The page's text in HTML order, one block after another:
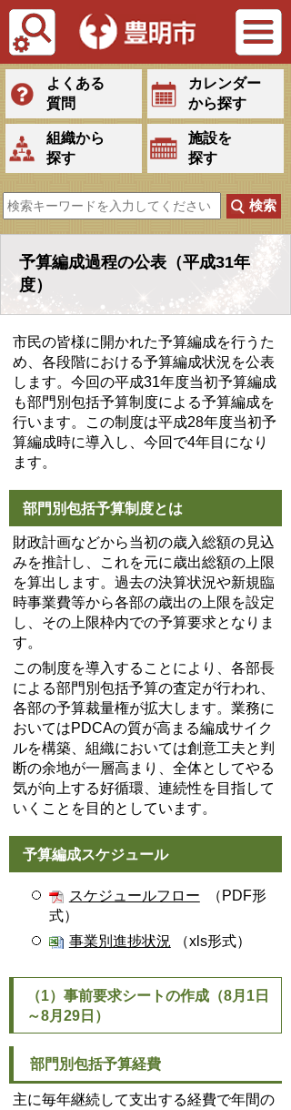
Tiếng Việt
よくある
質問
カレンダー
から探す
組織から
探す
施設を
探す
予算編成過程の公表（平成31年
度）
市民の皆様に開かれた予算編成を行うた
め、各段階における予算編成状況を公表
します。今回の平成31年度当初予算編成
も部門別包括予算制度による予算編成を
行います。この制度は平成28年度当初予
算編成時に導入し、今回で4年目になり
ます。
部門別包括予算制度とは
財政計画などから当初の歳入総額の見込
みを推計し、これを元に歳出総額の上限
を算出します。過去の決算状況や新規臨
時事業費等から各部の歳出の上限を設定
し、その上限枠内での予算要求となりま
す。
この制度を導入することにより、各部長
による部門別包括予算の査定が行われ、
各部の予算裁量権が拡大します。業務に
おいてはPDCAの質が高まる編成サイク
ルを構築、組織においては創意工夫と判
断の余地が一層高まり、全体としてやる
気が向上する好循環、連続性を目指して
いくことを目的としています。
予算編成スケジュール
スケジュールフロー （PDF形
式）
事業別進捗状況 （xls形式）
（1）事前要求シートの作成（8月1日
～8月29日）
部門別包括予算経費
主に毎年継続して支出する経費で年間の